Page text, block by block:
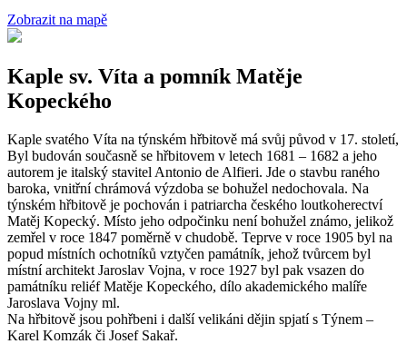
Zobrazit na mapě
Kaple sv. Víta a pomník Matěje
Kopeckého
Kaple svatého Víta na týnském hřbitově má svůj původ v 17. století,
Byl budován současně se hřbitovem v letech 1681 – 1682 a jeho
autorem je italský stavitel Antonio de Alfieri. Jde o stavbu raného
baroka, vnitřní chrámová výzdoba se bohužel nedochovala. Na
týnském hřbitově je pochován i patriarcha českého loutkoherectví
Matěj Kopecký. Místo jeho odpočinku není bohužel známo, jelikož
zemřel v roce 1847 poměrně v chudobě. Teprve v roce 1905 byl na
popud místních ochotníků vztyčen památník, jehož tvůrcem byl
místní architekt Jaroslav Vojna, v roce 1927 byl pak vsazen do
památníku reliéf Matěje Kopeckého, dílo akademického malíře
Jaroslava Vojny ml.
Na hřbitově jsou pohřbeni i další velikáni dějin spjatí s Týnem –
Karel Komzák či Josef Sakař.